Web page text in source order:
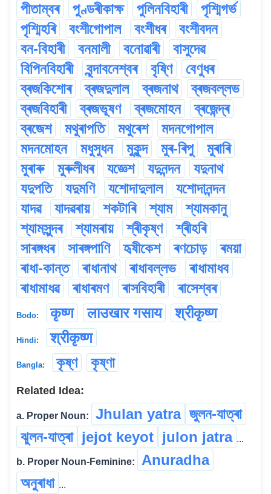
পীতাম্বৰ
পুণ্ডৰীকাক্ষ পুলিনবিহাৰী
পৃশ্মিগৰ্ভ
পৃশ্মিহৰি
বংশীগোপাল বংশীধৰ
বংশীবদন
বন-বিহাৰী
বনমালী বনোৱাৰী
বাসুদেৱ
বিপিনবিহাৰী
বৃন্দাবনেশ্বৰ বৃষ্ণি
বেণুধৰ
ব্ৰজকিশোৰ
ব্ৰজদুলাল ব্ৰজনাথ
ব্ৰজবল্লভ
ব্ৰজবিহাৰী
ব্ৰজভূষণ ব্ৰজমোহন
ব্ৰজেন্দ্ৰ
ব্ৰজেশ
মথুৰাপতি মথুৰেশ
মদনগোপাল
মদনমোহন
মধুসুধন মুকুন্দ মুৰ-ৰিপু
মুৰাৰি
মুৰাৰু
মুৰুলীধৰ যজ্ঞেশ যদুনন্দন
যদুনাথ
যদুপতি
যদুমণি যশোদাদুলাল
যশোদানন্দন
যাদৱ
যাদৱৰায় শকটাৰি শ্যাম
শ্যামকানু
শ্যামসুন্দৰ
শ্যামৰায় শ্ৰীকৃষ্ণ
শ্ৰীহৰি
সাৰঙ্গধৰ
সাৰঙ্গপাণি হৃষীকেশ ৰণচোড়
ৰময়া
ৰাধা-কান্ত
ৰাধানাথ ৰাধাবল্লভ
ৰাধামাধব
ৰাধামাধৱ
ৰাধাৰমণ ৰাসবিহাৰী ৰাসেশ্বৰ
Bodo: कृष्ण लाउखार गसाय श्रीकृष्ण
Hindi: श्रीकृष्ण
Bangla: কৃষ্ণ কৃষ্ণা
Related Idea:
a. Proper Noun: Jhulan yatra জুলন-যাত্ৰা
ঝুলন-যাত্ৰা jejot keyot julon jatra ...
b. Proper Noun-Feminine:
Anuradha
অনুৰাধা ...